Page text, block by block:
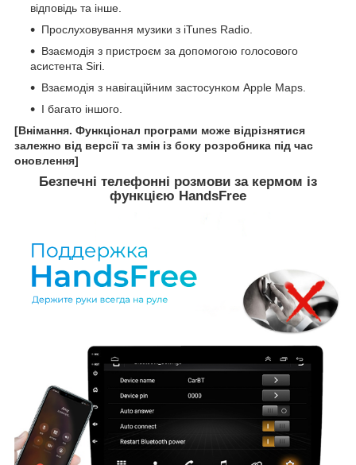
відповідь та інше.
Прослуховування музики з iTunes Radio.
Взаємодія з пристроєм за допомогою голосового
асистента Siri.
Взаємодія з навігаційним застосунком Apple Maps.
І багато іншого.
[Внімання. Функціонал програми може відрізнятися
залежно від версії та змін із боку розробника під час
оновлення]
Безпечні телефонні розмови за кермом із
функцією HandsFree